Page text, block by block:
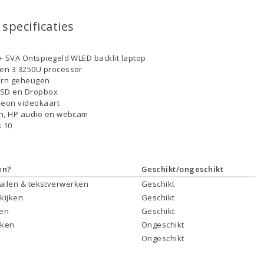
SVA Ontspiegeld WLED backlit laptop
3 3250U processor
geheugen
en Dropbox
videokaart
HP audio en webcam
10
Geschikt/ongeschikt
& tekstverwerken
Geschikt
Geschikt
Geschikt
Ongeschikt
Ongeschikt